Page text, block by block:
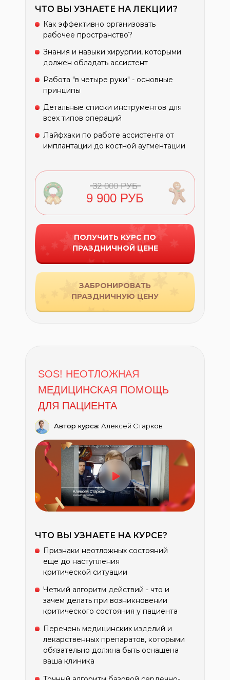
SOS! НЕОТЛОЖНАЯ
МЕДИЦИНСКАЯ ПОМОЩЬ
ДЛЯ ПАЦИЕНТА
Автор курса: Алексей Старков
ЧТО ВЫ УЗНАЕТЕ НА КУРСЕ?
Признаки неотложных состояний
еще до наступления
критической ситуации
Четкий алгоритм действий - что и
зачем делать при возникновении
критического состояния у пациента
Перечень медицинских изделий и
лекарственных препаратов, которыми
обязательно должна быть оснащена
ваша клиника
ЧТО ВЫ УЗНАЕТЕ НА ЛЕКЦИИ?
Как эффективно организовать
рабочее пространство?
Знания и навыки хирургии, которыми
должен обладать ассистент
Работа "в четыре руки" - основные
принципы
Детальные списки инструментов для
всех типов операций
Лайфхаки по работе ассистента от
имплантации до костной аугментации
9 900 РУБ
32 000 РУБ
ПОЛУЧИТЬ КУРС ПО
ПРАЗДНИЧНОЙ ЦЕНЕ
ЗАБРОНИРОВАТЬ
ПРАЗДНИЧНУЮ ЦЕНУ